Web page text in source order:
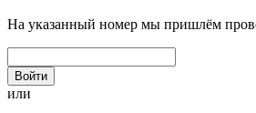
На указанный номер мы пришлём
Войти
или